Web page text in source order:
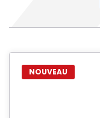
NOUVEAU